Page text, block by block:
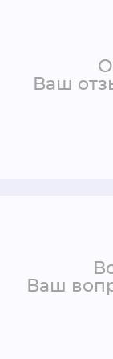
Ваш
Ваш